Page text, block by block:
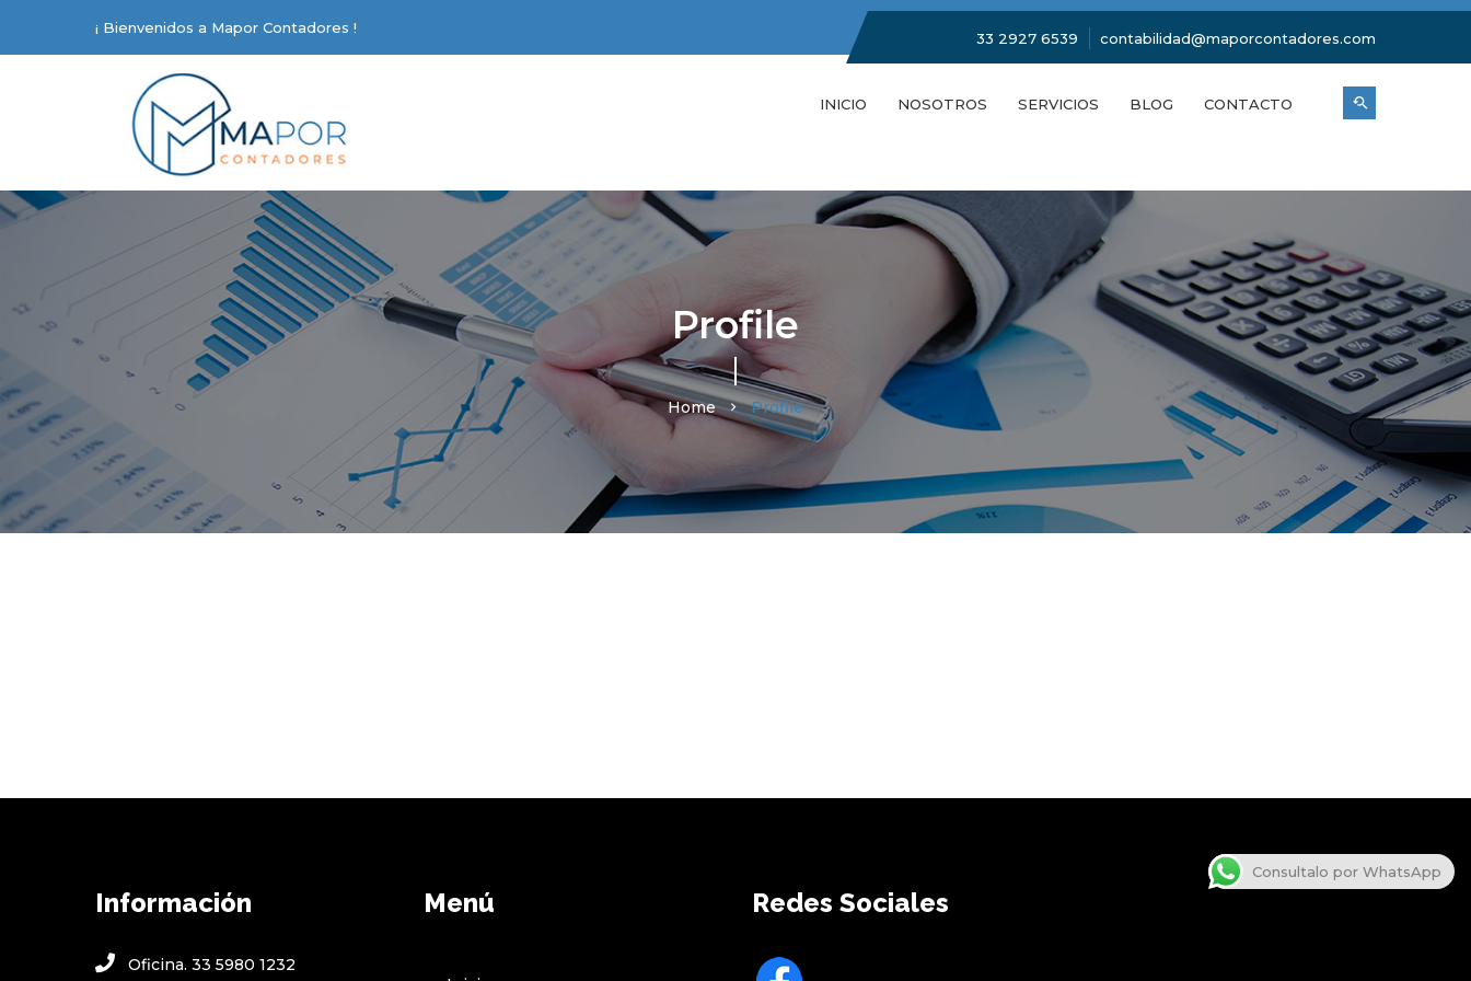
¡ Bienvenidos a Mapor Contadores !
33 2927 6539 contabilidad@maporcontadores.com
INICIO NOSOTROS SERVICIOS BLOG CONTACTO
Profile
Home Profile
Información
Oficina. 33 5980 1232
Menú Redes Sociales
Consultalo por WhatsApp